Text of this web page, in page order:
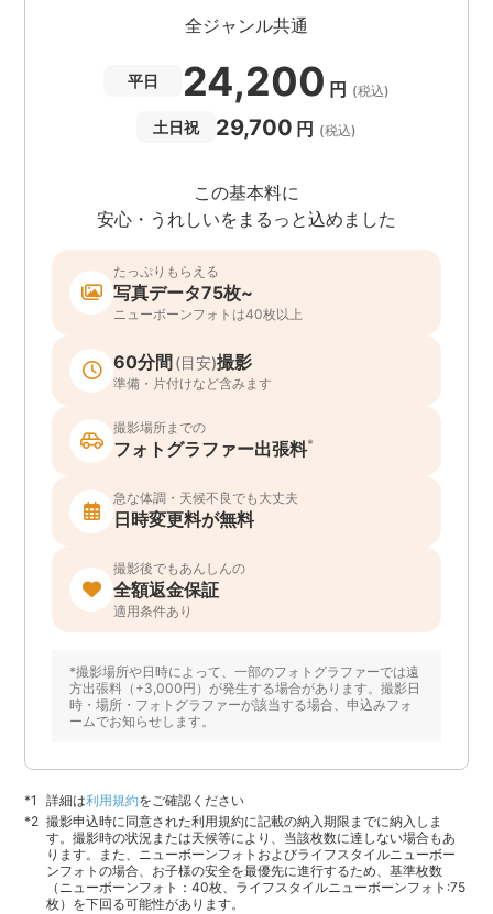
全ジャンル共通
平日 24,200 円 (税込)
土日祝 29,700 円 (税込)
この基本料に
安心・うれしいをまるっと込めました
たっぷりもらえる
写真データ75枚~
ニューボーンフォトは40枚以上
60分間 (目安)撮影
準備・片付けなど含みます
撮影場所までの
フォトグラファー出張料*
急な体調・天候不良でも大丈夫
日時変更料が無料
撮影後でもあんしんの
全額返金保証
適用条件あり
*撮影場所や日時によって、一部のフォトグラファーでは遠
方出張料（+3,000円）が発生する場合があります。撮影日
時・場所・フォトグラファーが該当する場合、申込みフォ
ームでお知らせします。
詳細は利用規約をご確認ください
撮影申込時に同意された利用規約に記載の納入期限までに納入しま
す。撮影時の状況または天候等により、当該枚数に達しない場合もあ
ります。また、ニューボーンフォトおよびライフスタイルニューボー
ンフォトの場合、お子様の安全を最優先に進行するため、基準枚数
（ニューボーンフォト：40枚、ライフスタイルニューボーンフォト:75
枚）を下回る可能性があります。